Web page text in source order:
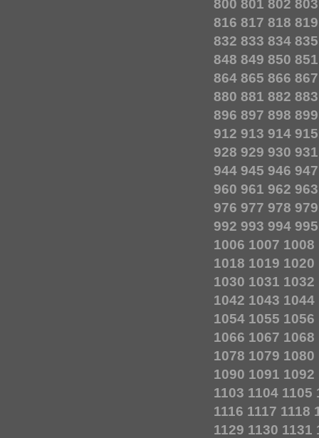
800 801 802 803
816 817 818 819
832 833 834 835
848 849 850 851
864 865 866 867
880 881 882 883
896 897 898 899
912 913 914 915
928 929 930 931
944 945 946 947
960 961 962 963
976 977 978 979
992 993 994 995
1006 1007 1008
1018 1019 1020
1030 1031 1032
1042 1043 1044
1054 1055 1056
1066 1067 1068
1078 1079 1080
1090 1091 1092
1103 1104 1105
1116 1117 1118
1129 1130 1131